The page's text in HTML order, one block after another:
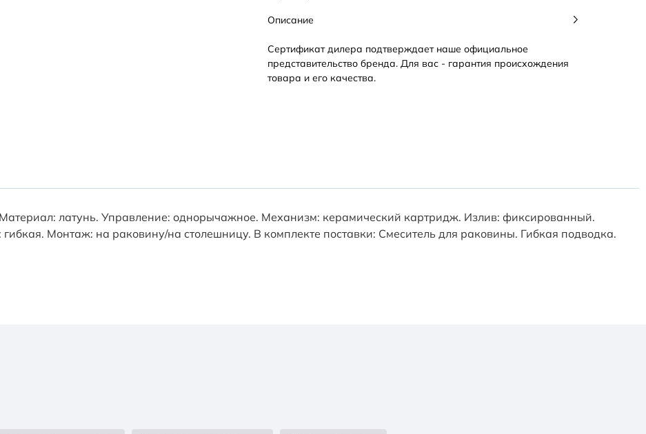
Описание
Сертификат дилера подтверждает наше официальное
представительство бренда. Для вас - гарантия происхождения
товара и его качества.
латунь. Управление: однорычажное. Механизм: керамический картридж. Излив: фиксированный.
Монтаж: на раковину/на столешницу. В комплекте поставки: Смеситель для раковины. Гибкая подводка.